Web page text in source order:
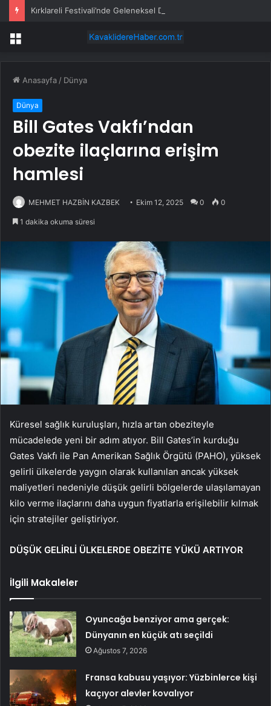
Kırklareli Festivali’nde Geleneksel Defile
Menü
Anasayfa / Dünya
Dünya
Bill Gates Vakfı’ndan
obezite ilaçlarına erişim
hamlesi
MEHMET HAZBİN KAZBEK Ekim 12, 2025 0 0
1 dakika okuma süresi
Küresel sağlık kuruluşları, hızla artan obeziteyle
mücadelede yeni bir adım atıyor. Bill Gates’in kurduğu
Gates Vakfı ile Pan Amerikan Sağlık Örgütü (PAHO), yüksek
gelirli ülkelerde yaygın olarak kullanılan ancak yüksek
maliyetleri nedeniyle düşük gelirli bölgelerde ulaşılamayan
kilo verme ilaçlarını daha uygun fiyatlarla erişilebilir kılmak
için stratejiler geliştiriyor.
DÜŞÜK GELİRLİ ÜLKELERDE OBEZİTE YÜKÜ ARTIYOR
İlgili Makaleler
Oyuncağa benziyor ama gerçek:
Dünyanın en küçük atı seçildi
Ağustos 7, 2026
Fransa kabusu yaşıyor: Yüzbinlerce kişi
kaçıyor alevler kovalıyor